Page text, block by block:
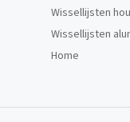
Wissellijsten
Wissellijsten
Home